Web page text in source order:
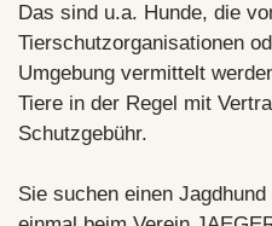
Das sind u.a. Hunde, die
Tierschutzorganisationen
Umgebung vermittelt
Tiere in der Regel mit
Schutzgebühr.
Sie suchen einen